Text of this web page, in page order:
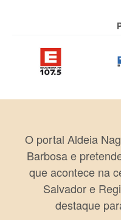
O portal Aldeia
Barbosa e
que acontece na
Salvador e
destaque